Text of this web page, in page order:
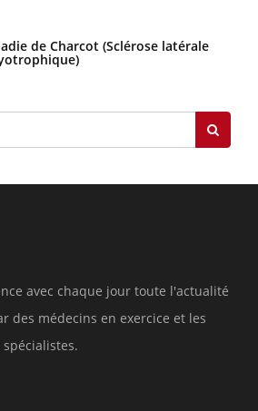
de Charcot (Sclérose latérale
avec chaque jour toute l'actualité
des médecins en exercice et les